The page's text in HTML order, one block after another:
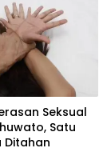
Seksual
Satu
Ditahan